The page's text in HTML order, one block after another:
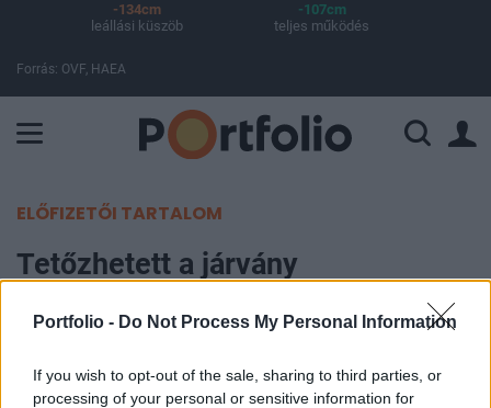
Portfolio - Do Not Process My Personal Information
If you wish to opt-out of the sale, sharing to third parties, or
processing of your personal or sensitive information for
-134cm
leállási küszöb
-107cm
teljes működés
Forrás: OVF, HAEA
ELŐFIZETŐI TARTALOM
Tetőzhetett a járvány
Szlovéniában, mérsékelten nő a
megbetegedések száma
Horvátországban